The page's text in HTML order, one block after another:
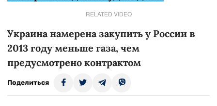
RELATED VIDEO
Украина намерена закупить у России в
2013 году меньше газа, чем
предусмотрено контрактом
Поделиться